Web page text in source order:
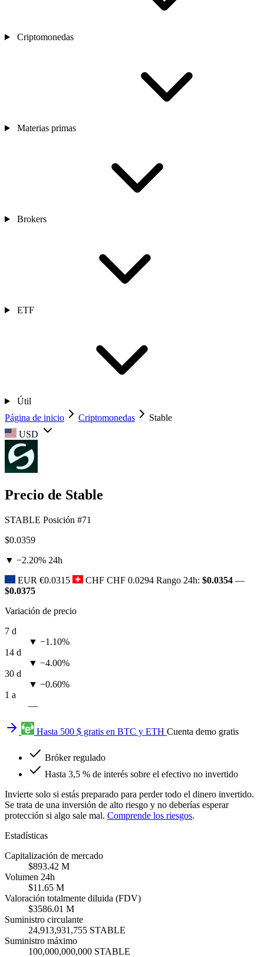
Criptomonedas
Materias primas
Brokers
ETF
Útil
Página de inicio
Criptomonedas
​​Stable
USD
Precio de ​​Stable
STABLE Posición #71
$0.0359
▼ −2.20% 24h
EUR €0.0315 CHF CHF 0.0294 Rango 24h: $0.0354 —
$0.0375
Variación de precio
7 d
▼ −1.10%
14 d
▼ −4.00%
30 d
▼ −0.60%
1 a
—
Hasta 500 $ gratis en BTC y ETH Cuenta demo gratis
Bróker regulado
Hasta 3,5 % de interés sobre el efectivo no invertido
Invierte solo si estás preparado para perder todo el dinero invertido.
Se trata de una inversión de alto riesgo y no deberías esperar
protección si algo sale mal. Comprende los riesgos.
Estadísticas
Capitalización de mercado
$893.42 M
Volumen 24h
$11.65 M
Valoración totalmente diluida (FDV)
$3586.01 M
Suministro circulante
24,913,931,755 STABLE
Suministro máximo
100,000,000,000 STABLE